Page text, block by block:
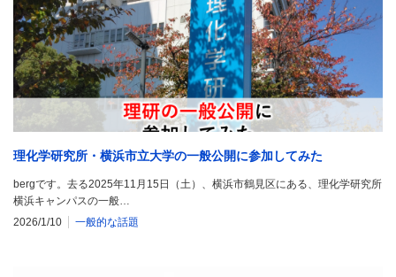
理化学研究所・横浜市立大学の一般公開に参加してみた
bergです。去る2025年11月15日（土）、横浜市鶴見区にある、理化学研究所
横浜キャンパスの一般…
2026/1/10
一般的な話題